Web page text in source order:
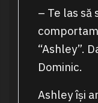
– Te las să
“Ashley”.
Dominic.
Ashley își